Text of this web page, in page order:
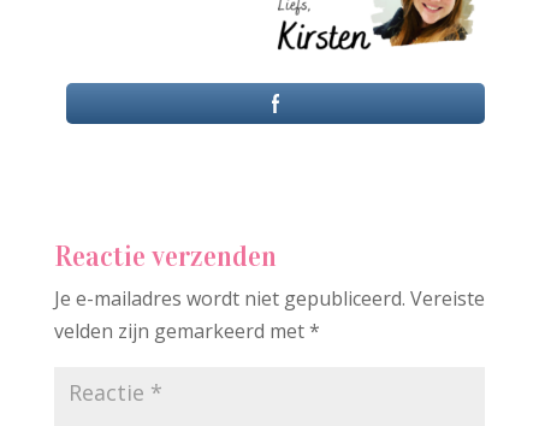
Reactie verzenden
Je e-mailadres wordt niet gepubliceerd. Vereiste
velden zijn gemarkeerd met*